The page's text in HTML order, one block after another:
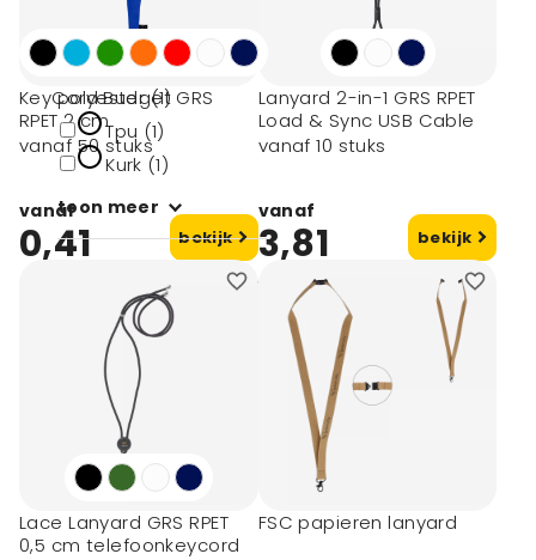
Fsc paper (1)
Kurk (1)
Gerecycled
polyester (1)
Tpu (1)
Kurk (1)
toon meer
Materiaal type
Rpet (2)
Plastic (1)
Polyester (1)
KeyCord Budget GRS
RPET 2 cm
vanaf 50 stuks
vanaf
0,41 bekijk
Lanyard 2-in-1 GRS RPET
Load & Sync USB Cable
vanaf 10 stuks
vanaf
3,81 bekijk
Lace Lanyard GRS RPET
0,5 cm telefoonkeycord
FSC papieren lanyard